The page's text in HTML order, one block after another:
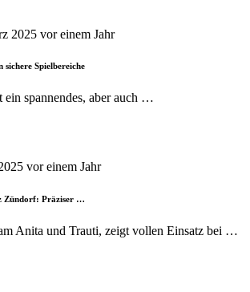
2025 vor einem Jahr
sichere Spielbereiche
ein spannendes, aber auch …
vor einem Jahr
Zündorf: Präziser …
Anita und Trauti, zeigt vollen Einsatz bei …